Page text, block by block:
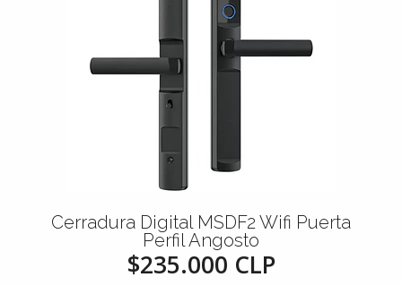
Cerradura Digital MSDF2 Wifi Puerta
Perfil Angosto
$235.000 CLP